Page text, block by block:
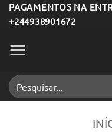
Skip
to
content
PAGAMENTOS NA
+244938901672
Pesquisar
por: